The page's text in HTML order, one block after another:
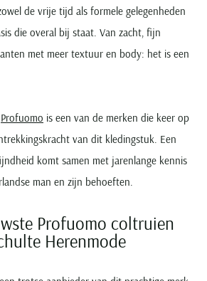
de vrije tijd als formele gelegenheden
die overal bij staat. Van zacht, fijn
met meer textuur en body: het is een
Profuomo is een van de merken die keer op
van dit kledingstuk. Een
komt samen met jarenlange kennis
man en zijn behoeften.
Profuomo coltruien
Herenmode